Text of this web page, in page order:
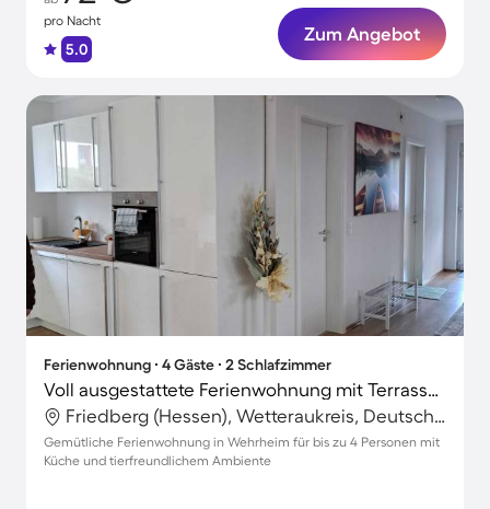
pro Nacht
5.0
Zum Angebot
Ferienwohnung ∙ 4 Gäste ∙ 2 Schlafzimmer
Voll ausgestattete Ferienwohnung mit Terrasse | Haustiere erlaubt
Friedberg (Hessen), Wetteraukreis, Deutschland
Gemütliche Ferienwohnung in Wehrheim für bis zu 4 Personen mit
Küche und tierfreundlichem Ambiente